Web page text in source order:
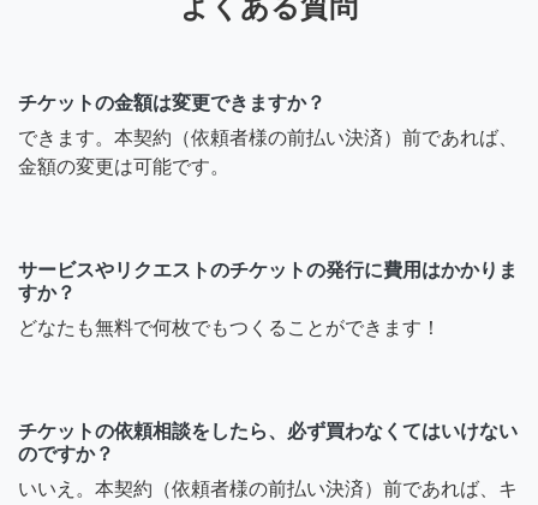
チケットの金額は変更できますか？
できます。本契約（依頼者様の前払い決済）前であれば、
金額の変更は可能です。
サービスやリクエストのチケットの発行に費用はかかりま
すか？
どなたも無料で何枚でもつくることができます！
チケットの依頼相談をしたら、必ず買わなくてはいけない
のですか？
いいえ。本契約（依頼者様の前払い決済）前であれば、キ